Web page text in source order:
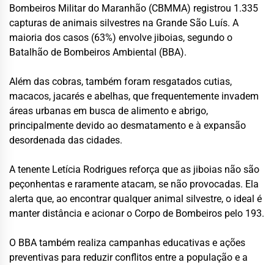
Bombeiros Militar do Maranhão (CBMMA) registrou 1.335
capturas de animais silvestres na Grande São Luís. A
maioria dos casos (63%) envolve jiboias, segundo o
Batalhão de Bombeiros Ambiental (BBA).
Além das cobras, também foram resgatados cutias,
macacos, jacarés e abelhas, que frequentemente invadem
áreas urbanas em busca de alimento e abrigo,
principalmente devido ao desmatamento e à expansão
desordenada das cidades.
A tenente Letícia Rodrigues reforça que as jiboias não são
peçonhentas e raramente atacam, se não provocadas. Ela
alerta que, ao encontrar qualquer animal silvestre, o ideal é
manter distância e acionar o Corpo de Bombeiros pelo 193.
O BBA também realiza campanhas educativas e ações
preventivas para reduzir conflitos entre a população e a